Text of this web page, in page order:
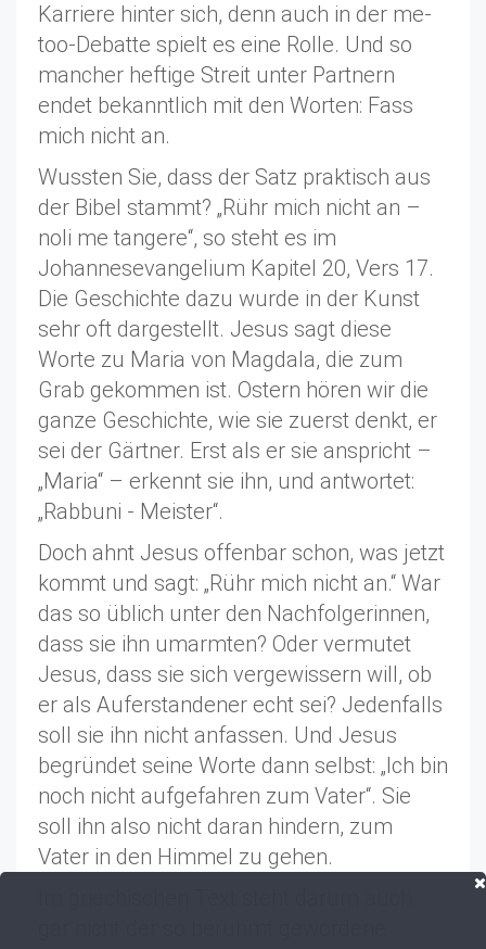
Karriere hinter sich, denn auch in der me-
too-Debatte spielt es eine Rolle. Und so
mancher heftige Streit unter Partnern
endet bekanntlich mit den Worten: Fass
mich nicht an.
Wussten Sie, dass der Satz praktisch aus
der Bibel stammt? „Rühr mich nicht an –
noli me tangere“, so steht es im
Johannesevangelium Kapitel 20, Vers 17.
Die Geschichte dazu wurde in der Kunst
sehr oft dargestellt. Jesus sagt diese
Worte zu Maria von Magdala, die zum
Grab gekommen ist. Ostern hören wir die
ganze Geschichte, wie sie zuerst denkt, er
sei der Gärtner. Erst als er sie anspricht –
„Maria“ – erkennt sie ihn, und antwortet:
„Rabbuni - Meister“.
Doch ahnt Jesus offenbar schon, was jetzt
kommt und sagt: „Rühr mich nicht an.“ War
das so üblich unter den Nachfolgerinnen,
dass sie ihn umarmten? Oder vermutet
Jesus, dass sie sich vergewissern will, ob
er als Auferstandener echt sei? Jedenfalls
soll sie ihn nicht anfassen. Und Jesus
begründet seine Worte dann selbst: „Ich bin
noch nicht aufgefahren zum Vater“. Sie
soll ihn also nicht daran hindern, zum
Vater in den Himmel zu gehen.